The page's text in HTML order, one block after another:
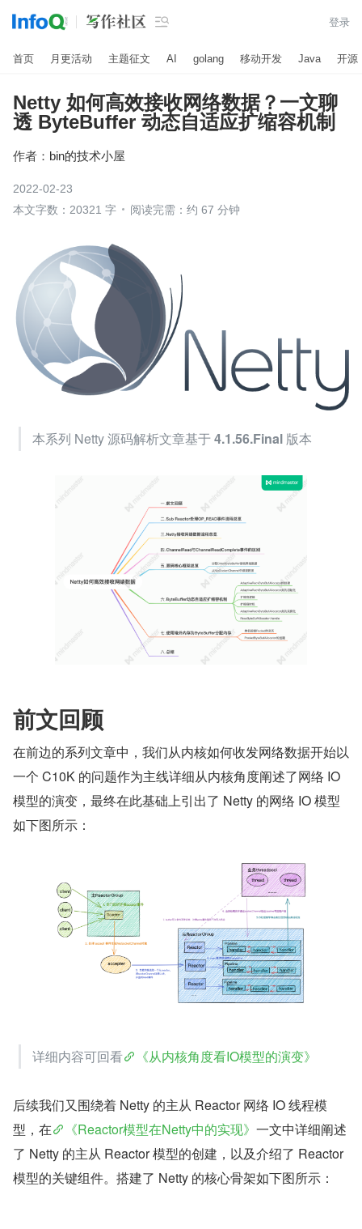
 登录
首页 月更活动 主题征文 AI golang 移动开发 Java 开源
Netty 如何高效接收网络数据？一文聊
透 ByteBuffer 动态自适应扩缩容机制
作者： bin的技术小屋
2022-02-23
本文字数：20321 字
阅读完需：约 67 分钟
本系列 Netty 源码解析文章基于 4.1.56.Final 版本
前文回顾
在前边的系列文章中，我们从内核如何收发网络数据开始以
一个 C10K 的问题作为主线详细从内核角度阐述了网络 IO
模型的演变，最终在此基础上引出了 Netty 的网络 IO 模型
如下图所示：
详细内容可回看 《从内核角度看IO模型的演变》
后续我们又围绕着 Netty 的主从 Reactor 网络 IO 线程模
型，在
《Reactor模型在Netty中的实现》 一文中详细阐述
了 Netty 的主从 Reactor 模型的创建，以及介绍了 Reactor
模型的关键组件。搭建了 Netty 的核心骨架如下图所示：